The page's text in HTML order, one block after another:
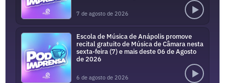
7 de agosto de 2026
Escola de Música de Anápolis promove
recital gratuito de Música de Câmara nesta
sexta-feira (7) e mais deste 06 de Agosto
de 2026
6 de agosto de 2026